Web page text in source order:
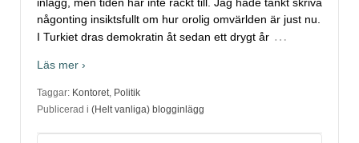
någonting insiktsfullt om hur orolig omvärlden är just nu.
I Turkiet dras demokratin åt sedan ett drygt år …
Läs mer ›
Taggar: Kontoret Politik
Publicerad i (Helt vanliga) blogginlägg